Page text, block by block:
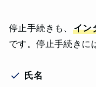
停止手続きも、 イン
です。停止手続きに
氏名